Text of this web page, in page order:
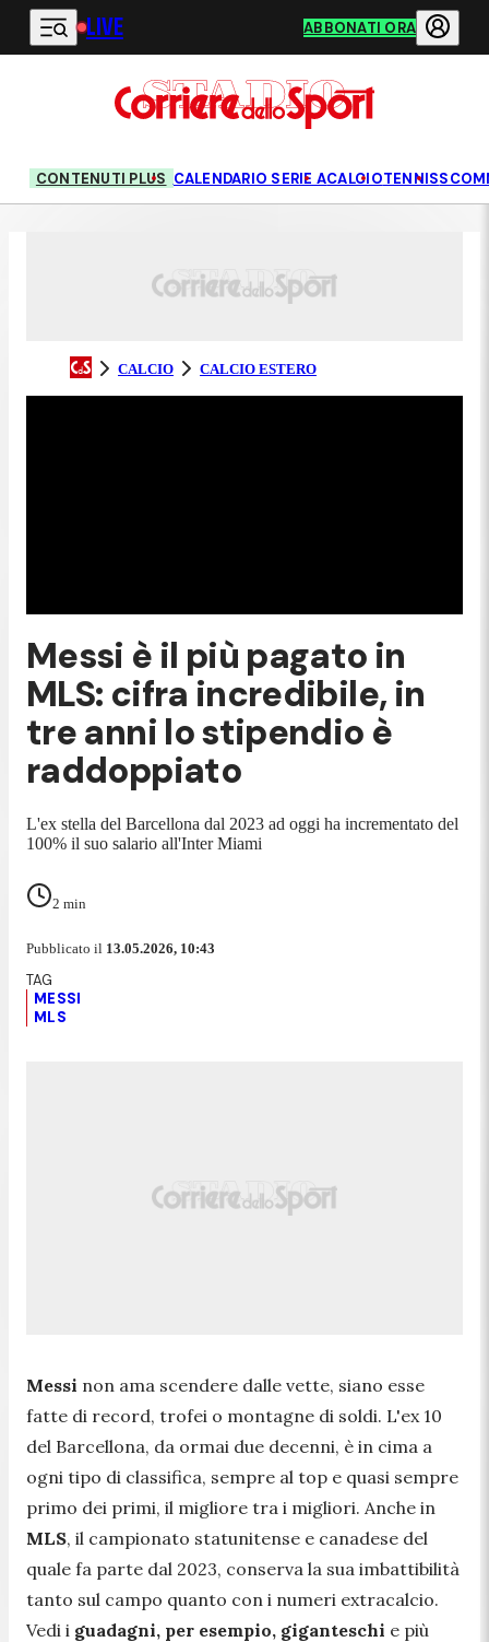
Vai al contenuto principale
LIVE ABBONATI ORA
CONTENUTI PLUS CALENDARIO SERIE ACALCIOTENNIS
CALCIO CALCIO ESTERO
Messi è il più pagato in
MLS: cifra incredibile, in
tre anni lo stipendio è
raddoppiato
L'ex stella del Barcellona dal 2023 ad oggi ha incrementato del
100% il suo salario all'Inter Miami
2 min
Pubblicato il 13.05.2026, 10:43
MESSI
MLS
Messi non ama scendere dalle vette, siano esse
fatte di record, trofei o montagne di soldi. L'ex 10
del Barcellona, da ormai due decenni, è in cima a
ogni tipo di classifica, sempre al top e quasi sempre
primo dei primi, il migliore tra i migliori. Anche in
MLS, il campionato statunitense e canadese del
quale fa parte dal 2023, conserva la sua imbattibilità
tanto sul campo quanto con i numeri extracalcio.
Vedi i guadagni, per esempio, giganteschi e più